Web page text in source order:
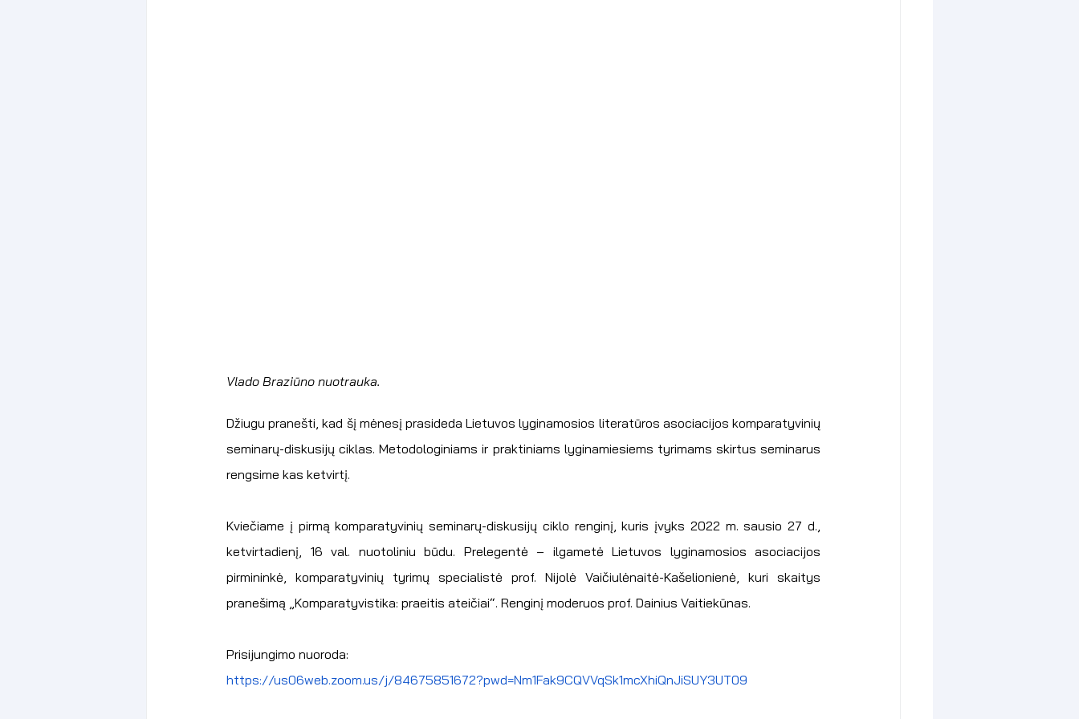
Vlado Braziūno nuotrauka.
Džiugu pranešti, kad šį mėnesį prasideda Lietuvos lyginamosios literatūros asociacijos komparatyvinių
seminarų-diskusijų ciklas. Metodologiniams ir praktiniams lyginamiesiems tyrimams skirtus seminarus
rengsime kas ketvirtį.
Kviečiame į pirmą komparatyvinių seminarų-diskusijų ciklo renginį, kuris įvyks 2022 m. sausio 27 d.,
ketvirtadienį, 16 val. nuotoliniu būdu. Prelegentė – ilgametė Lietuvos lyginamosios asociacijos
pirmininkė, komparatyvinių tyrimų specialistė prof. Nijolė Vaičiulėnaitė-Kašelionienė, kuri skaitys
pranešimą „Komparatyvistika: praeitis ateičiai“. Renginį moderuos prof. Dainius Vaitiekūnas.
Prisijungimo nuoroda:
https://us06web.zoom.us/j/84675851672?pwd=Nm1Fak9CQVVqSk1mcXhiQnJiSUY3UT09